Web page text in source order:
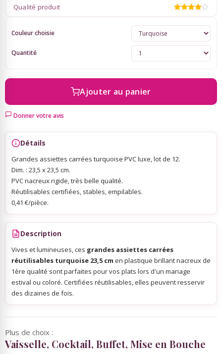
Rubans Tulle Organdi
Qualité produit
Couleur choisie
Quantité
Ajouter au panier
Donner votre avis
Détails
Grandes assiettes carrées turquoise PVC luxe, lot de 12.
Dim. : 23,5 x 23,5 cm.
PVC nacreux rigide, très belle qualité.
Réutilisables certifiées, stables, empilables.
0,41 €/pièce.
Description
Vives et lumineuses, ces grandes assiettes carrées
réutilisables turquoise 23,5 cm en plastique brillant nacreux de
1ère qualité sont parfaites pour vos plats lors d'un mariage
estival ou coloré. Certifiées réutilisables, elles peuvent resservir
des dizaines de fois.
Plus de choix :
Vaisselle, Cocktail, Buffet, Mise en Bouche